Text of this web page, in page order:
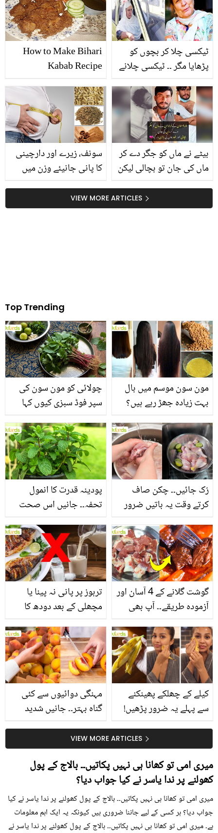
کی شادی سے متعلق
انکشاف کرتے ہوئے
How to Make Bihari
Kabab Recipe
ٹیکسی چلا کر بچوں کو
پڑھایا مگر ۔۔ ٹیکسی چلانے
نے بچوں کے منہ موڑنے کے
بعد بھی ان کے لیے دعا کرنا
نہیں چھوڑی
سونف، زیرے اور دارچینی
کا پانی جانیئے وزن میں
کا استعمال مفید ہے
بیٹے نے ماں کو جگر دے کر
ماں کی جان تو بچالی لیکن
VIEW MORE ARTICLES
Top Trending
چولائی کو مون سون کی
سپر فوڈ سبزی کیوں کہا
منرلز اور اینٹی آکسیڈنٹس
سے بھرپور اس سبزی کے
فائدے
مون سون موسم میں بال
بہت زیادہ جھڑ رہے ہیں؟
بنانے کے چند قدرتی طریقے
پودینہ قدرت کا انمول
تحفہ۔۔ جانیں اس صحت
انگیز طبی فوائد
رُک جائیں۔۔ چکن صاف
کرتے وقت یہ باتیں ضرور
تربوز پر پانی نہ پینا یا
مچھلی کے بعد دودھ کا
سے متعلق غلط فہمیوں کی
حقیقت کیا ہے اور افواہ
کیا؟
گوشت گلانے کے 4 آسان اور
آزمودہ طریقے۔۔ آپ بھی
بتائے راز
مہنگی دوائیوں سے کئی
گناہ بہتر۔۔ جانیں شدید
کیوں کھانا چاہیے؟
کیلے کے چھلکے پھینکنے
سے پہلے یہ ضرور پڑھیں!
سستا اور قدرتی حلVIEW MORE ARTICLES
میری امی تو کھانا ہی نہیں پکاتیں۔۔ بالاج کے پول
کھولنے پر ندا یاسر نے کیا جواب دیا؟
میری امی تو کھانا ہی نہیں پکاتیں۔۔ بالاج کے پول کھولنے پر ندا یاسر نے کیا
جواب دیا؟ ہر کسی کے لیے جاننا ضروری ہیں کیونکہ یہ ایک اہم معلومات
ہے۔ میری امی تو کھانا ہی نہیں پکاتیں۔۔ بالاج کے پول کھولنے پر ندا یاسر نے